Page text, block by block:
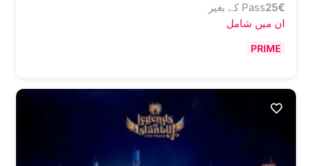
€
25Pass کے بغیر
ان میں شامل
PRIME